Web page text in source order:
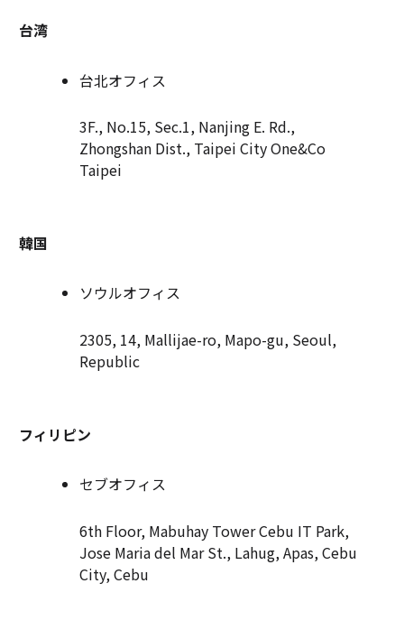
台湾
台北オフィス
3F., No.15, Sec.1, Nanjing E. Rd.,
Zhongshan Dist., Taipei City One&Co
Taipei
韓国
ソウルオフィス
2305, 14, Mallijae-ro, Mapo-gu, Seoul,
Republic
フィリピン
セブオフィス
6th Floor, Mabuhay Tower Cebu IT Park,
Jose Maria del Mar St., Lahug, Apas, Cebu
City, Cebu